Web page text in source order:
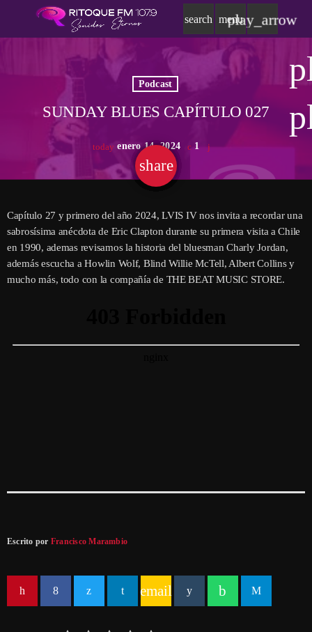
search menu
play_arrow
Podcast
SUNDAY BLUES CAPÍTULO 027
today enero 14, 2024 1
share
email
Capítulo 27 y primero del año 2024, LVIS IV nos invita a recordar una
sabrosísima anécdota de Eric Clapton durante su primera visita a Chile
en 1990, ademas revisamos la historia del bluesman Charly Jordan,
además escucha a Howlin Wolf, Blind Willie McTell, Albert Collins y
mucho más, todo con la compañía de THE BEAT MUSIC STORE.
Escrito por Francisco Marambio
email